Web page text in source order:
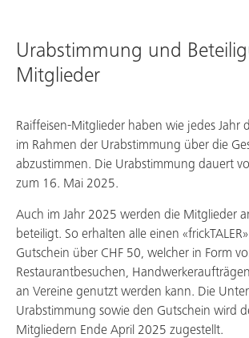
Urabstimmung und
Mitglieder
Raiffeisen-Mitglieder haben wie jedes Jahr
im Rahmen der Urabstimmung über die
abzustimmen. Die Urabstimmung dauert
zum 16. Mai 2025.
Auch im Jahr 2025 werden die Mitglieder
beteiligt. So erhalten alle einen
Gutschein über CHF 50, welcher in Form
Restaurantbesuchen,
an Vereine genutzt werden kann. Die
Urabstimmung sowie den Gutschein wird
Mitgliedern Ende April 2025 zugestellt.